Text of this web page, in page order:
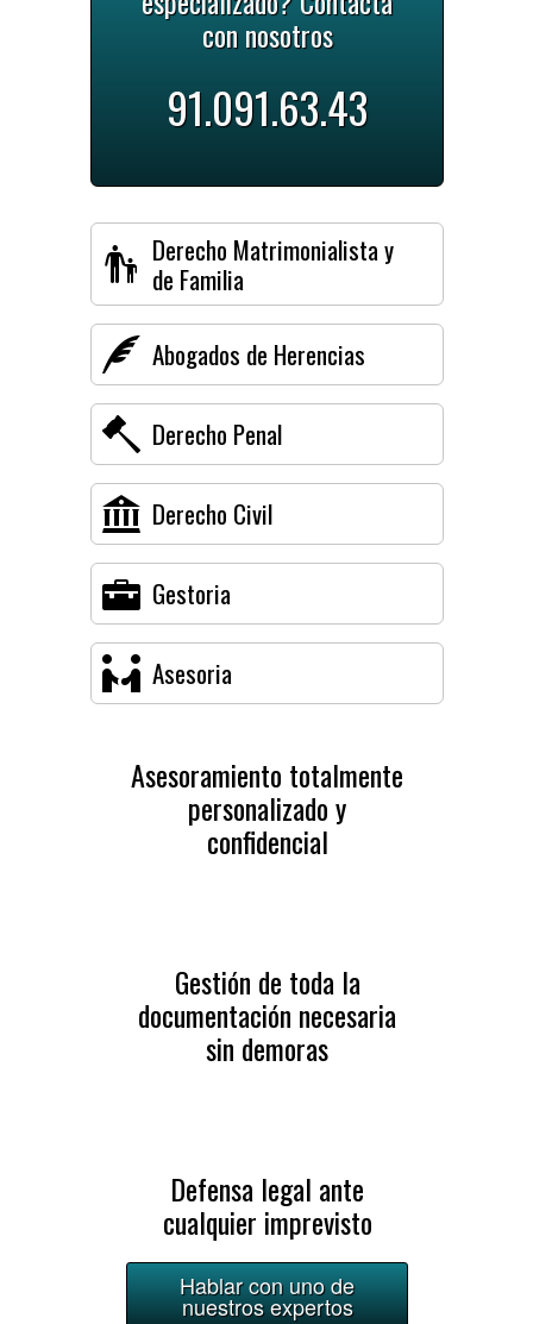
con nosotros
91.091.63.43
Derecho Matrimonialista y
de Familia
Abogados de Herencias
Derecho Penal
Derecho Civil
Gestoria
Asesoria
Asesoramiento totalmente
personalizado y
confidencial
Gestión de toda la
documentación necesaria
sin demoras
Defensa legal ante
cualquier imprevisto
Hablar con uno de
nuestros expertos